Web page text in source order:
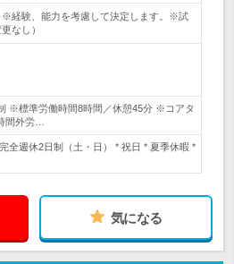
※経験、能力を考慮して決定します。※試
なし）
※標準労働時間8時間／休憩45分 ※コアタ
間外労…
全週休2日制（土・日） * 祝日 * 夏季休暇 *
気になる